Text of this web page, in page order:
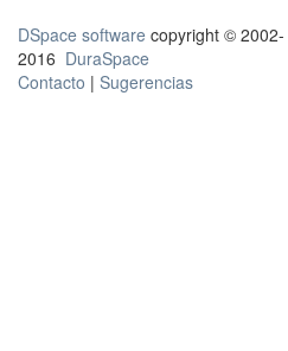
DSpace software copyright © 2002-
2016 DuraSpace
Contacto | Sugerencias